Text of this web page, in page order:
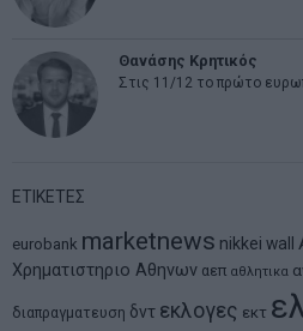
Θανάσης Κρητικός
Στις 11/12 το πρώτο
ΕΤΙΚΕΤΕΣ
eurobank marketnews nikkei wall
Χρηματιστηριο Αθηνων αεπ αθλητικα
διαπραγματευση δντ εκλογες εκτ